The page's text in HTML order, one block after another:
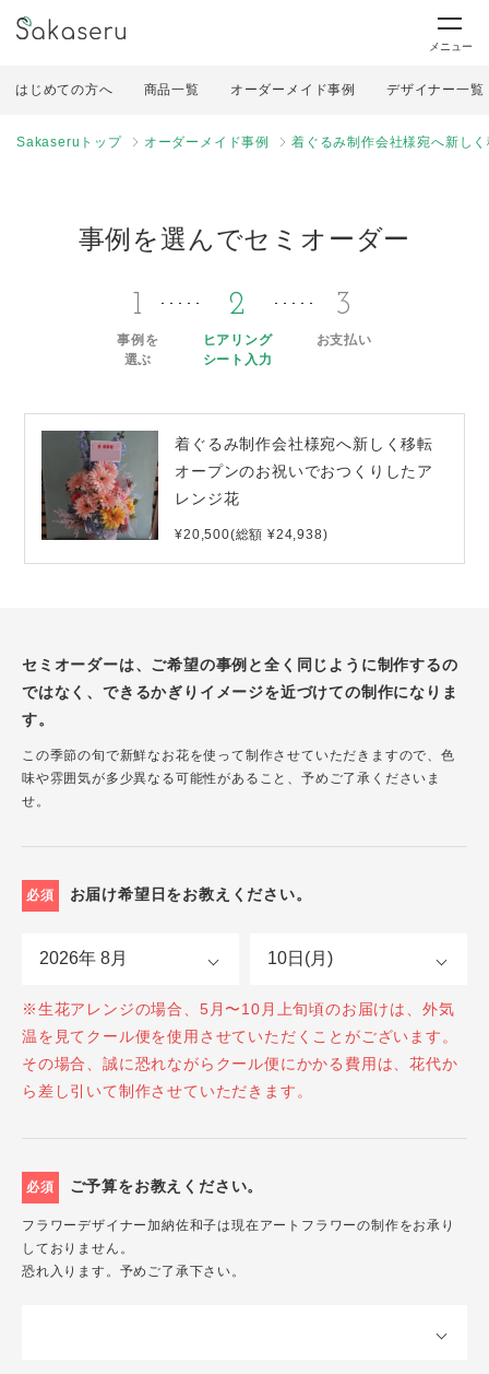
メニュー
はじめての方へ 商品一覧 オーダーメイド事例 デザイナー一覧
Sakaseruトップ オーダーメイド事例 着ぐるみ制作会社様宛へ新し
事例を選んでセミオーダー
1
事例を
選ぶ
2
ヒアリング
シート入力
3
お支払い
着ぐるみ制作会社様宛へ新しく移転
オープンのお祝いでおつくりしたア
レンジ花
¥20,500(総額 ¥24,938)
セミオーダーは、ご希望の事例と全く同じように制作するの
ではなく、できるかぎりイメージを近づけての制作になりま
す。
この季節の旬で新鮮なお花を使って制作させていただきますので、色
味や雰囲気が多少異なる可能性があること、予めご了承くださいま
せ。
必須 お届け希望日をお教えください。
※生花アレンジの場合、5月〜10月上旬頃のお届けは、外気
温を見てクール便を使用させていただくことがございます。
その場合、誠に恐れながらクール便にかかる費用は、花代か
ら差し引いて制作させていただきます。
必須 ご予算をお教えください。
フラワーデザイナー加納佐和子は現在アートフラワーの制作をお承り
しておりません。
恐れ入ります。予めご了承下さい。